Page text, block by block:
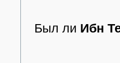
Был ли Ибн